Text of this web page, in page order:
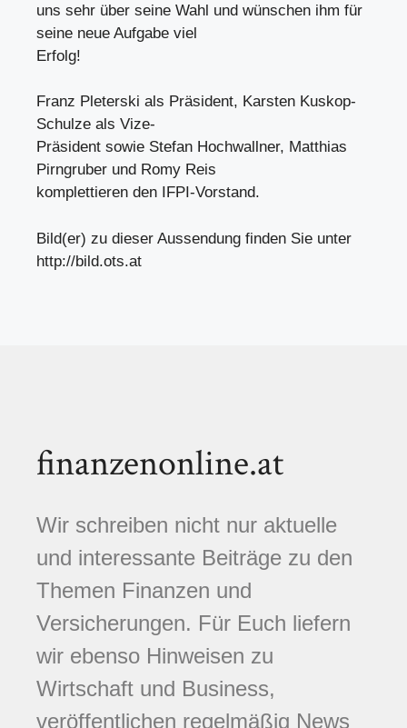
uns sehr über seine Wahl und wünschen ihm für
seine neue Aufgabe viel
Erfolg!
Franz Pleterski als Präsident, Karsten Kuskop-
Schulze als Vize-
Präsident sowie Stefan Hochwallner, Matthias
Pirngruber und Romy Reis
komplettieren den IFPI-Vorstand.
Bild(er) zu dieser Aussendung finden Sie unter
http://bild.ots.at
finanzenonline.at
Wir schreiben nicht nur aktuelle
und interessante Beiträge zu den
Themen Finanzen und
Versicherungen. Für Euch liefern
wir ebenso Hinweisen zu
Wirtschaft und Business,
veröffentlichen regelmäßig News